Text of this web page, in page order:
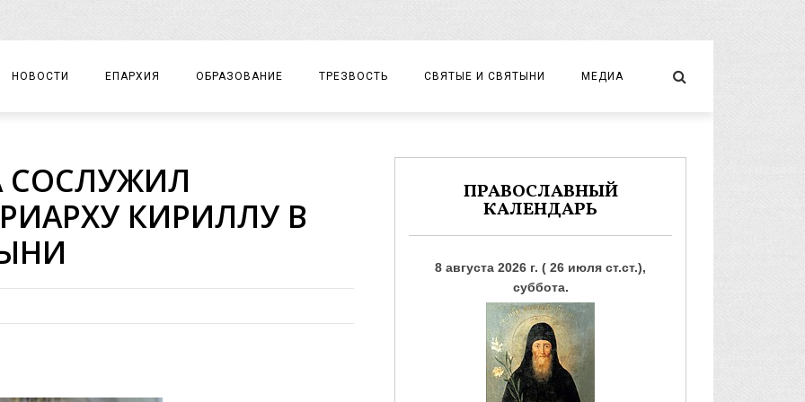
НОВОСТИ ЕПАРХИЯ
ЕПАРХИАЛЬНОЕ УПРАВЛЕНИЕ
ДОКУМЕНТЫ
ДУХОВЕНСТВО
БЛАГОЧИНИЯ
МАТЕРИАЛЫ
ОБРАЗОВАНИЕ
ДЕТСКИЙ ТУРИЗМ
ТРЕЗВОСТЬ СВЯТЫЕ И СВЯТЫНИ МЕДИА
ФОТО
СОСЛУЖИЛ
КИРИЛЛУ В
ПРАВОСЛАВНЫЙ
КАЛЕНДАРЬ
8 августа 2026 г. ( 26 июля ст.ст.),
суббота.